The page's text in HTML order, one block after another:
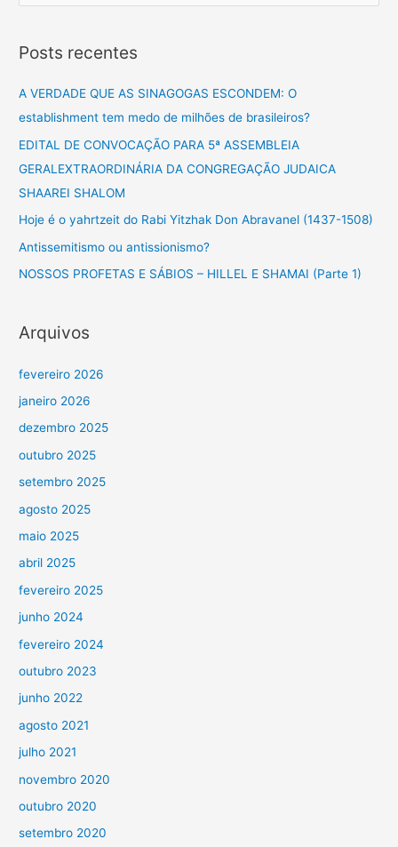
q
u
r
:
Posts recentes
A VERDADE QUE AS SINAGOGAS ESCONDEM: O
establishment tem medo de milhões de brasileiros?
EDITAL DE CONVOCAÇÃO PARA 5ª ASSEMBLEIA
GERALEXTRAORDINÁRIA DA CONGREGAÇÃO JUDAICA
SHAAREI SHALOM
Hoje é o yahrtzeit do Rabi Yitzhak Don Abravanel (1437-1508)
Antissemitismo ou antissionismo?
NOSSOS PROFETAS E SÁBIOS – HILLEL E SHAMAI (Parte 1)
Arquivos
fevereiro 2026
janeiro 2026
dezembro 2025
outubro 2025
setembro 2025
agosto 2025
maio 2025
abril 2025
fevereiro 2025
junho 2024
fevereiro 2024
outubro 2023
junho 2022
agosto 2021
julho 2021
novembro 2020
outubro 2020
setembro 2020